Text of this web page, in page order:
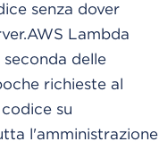
senza dover
Lambda
delle
richieste al
su
l'amministrazione